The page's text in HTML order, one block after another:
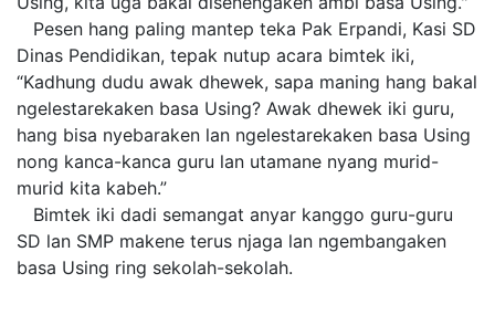
Pesen hang paling mantep teka Pak Erpandi, Kasi SD
Dinas Pendidikan, tepak nutup acara bimtek iki,
“Kadhung dudu awak dhewek, sapa maning hang bakal
ngelestarekaken basa Using? Awak dhewek iki guru,
hang bisa nyebaraken lan ngelestarekaken basa Using
nong kanca-kanca guru lan utamane nyang murid-
murid kita kabeh.”
Bimtek iki dadi semangat anyar kanggo guru-guru
SD lan SMP makene terus njaga lan ngembangaken
basa Using ring sekolah-sekolah.